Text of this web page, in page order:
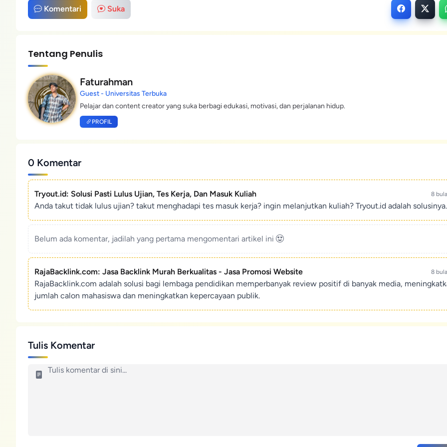
Komentari Suka
Tentang Penulis
Faturahman
Guest - Universitas Terbuka
Pelajar dan content creator yang suka berbagi edukasi, motivasi, dan perjalanan hidup.
PROFIL
0 Komentar
Tryout.id: Solusi Pasti Lulus Ujian, Tes Kerja, Dan Masuk Kuliah 8
Anda takut tidak lulus ujian? takut menghadapi tes masuk kerja? ingin melanjutkan kuliah? Tryout.id adalah solusinya.
Belum ada komentar, jadilah yang pertama mengomentari artikel ini
RajaBacklink.com: Jasa Backlink Murah Berkualitas - Jasa Promosi Website 8
RajaBacklink.com adalah solusi bagi lembaga pendidikan memperbanyak review positif di banyak media,
jumlah calon mahasiswa dan meningkatkan kepercayaan publik.
Tulis Komentar